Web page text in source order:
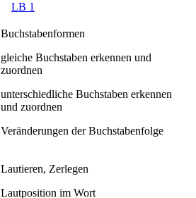
LB 1
Buchstabenformen
gleiche Buchstaben erkennen und
zuordnen
unterschiedliche Buchstaben erkennen
und zuordnen
Veränderungen der Buchstabenfolge
Lautieren, Zerlegen
Lautposition im Wort